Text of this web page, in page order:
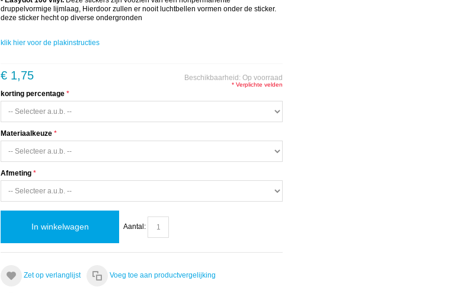
druppelvormige lijmlaag, Hierdoor zullen er nooit luchtbellen vormen onder de sticker.
deze sticker hecht op diverse ondergronden
klik hier voor de plakinstructies
Beschikbaarheid: Op voorraad
€ 1,75
korting percentage
Materiaalkeuze
Afmeting
* Verplichte velden
Aantal:
In winkelwagen
Zet op verlanglijst Voeg toe aan productvergelijking